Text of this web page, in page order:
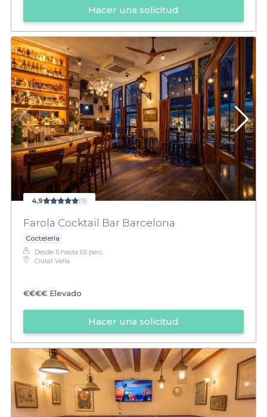
Hacer una solicitud
4,9 (9)
Farola Cocktail Bar Barcelona
Coctelería
Desde 5 hasta 65 pers.
Ciutat Vella
€€€€ Elevado
Hacer una solicitud